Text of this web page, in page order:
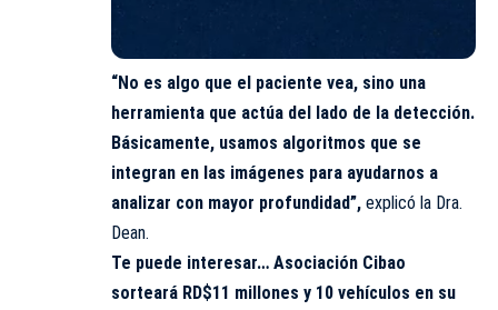
“No es algo que el paciente vea, sino una
herramienta que actúa del lado de la detección.
Básicamente, usamos algoritmos que se
integran en las imágenes para ayudarnos a
analizar con mayor profundidad”, explicó la Dra.
Dean.
Te puede interesar… Asociación Cibao
sorteará RD$11 millones y 10 vehículos en su